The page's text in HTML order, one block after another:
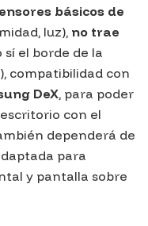
básicos de
luz), no trae
sí el borde de la
compatibilidad con
DeX, para poder
con el
dependerá de
para
y pantalla sobre